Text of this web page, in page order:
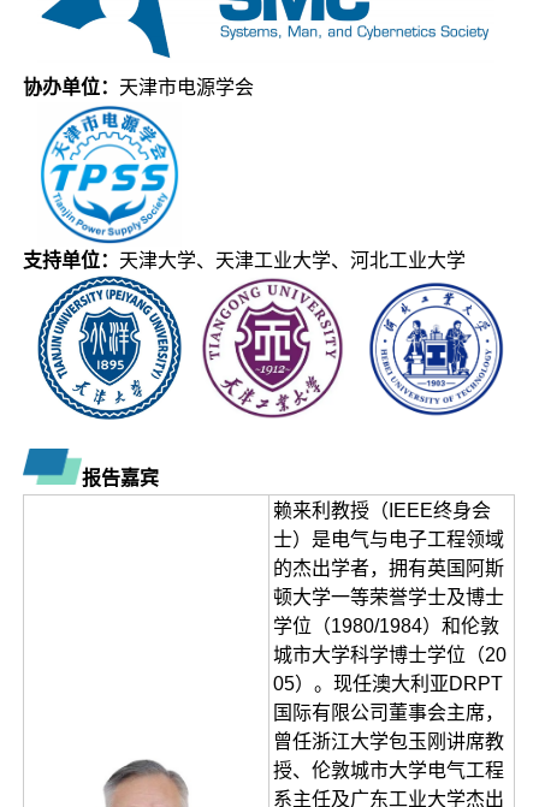
协办单位： 天津市电源学会
支持单位： 天津大学、天津工业大学、河北工业大学
报告嘉宾
赖来利教授（IEEE终身会
士）是电气与电子工程领域
的杰出学者，拥有英国阿斯
顿大学一等荣誉学士及博士
学位（1980/1984）和伦敦
城市大学科学博士学位（20
05）。现任澳大利亚DRPT
国际有限公司董事会主席，
曾任浙江大学包玉刚讲席教
授、伦敦城市大学电气工程
系主任及广东工业大学杰出